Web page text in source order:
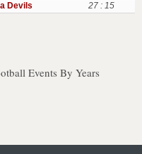
Devils 27 : 15
Events By Years